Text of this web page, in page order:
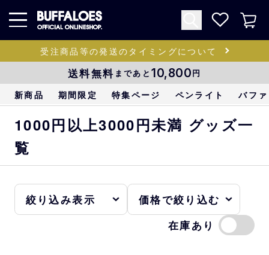
受注商品等の発送のタイミングについて
送料無料 まであと 10,800円
新商品 期間限定 特集ページ ペンライト バフ
1000円以上3000円未満 グッズ一
覧
在庫あり